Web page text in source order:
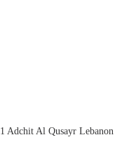
Adchit Al Qusayr Lebanon